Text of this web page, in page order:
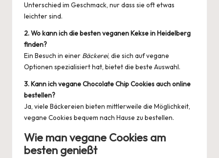
Unterschied im Geschmack, nur dass sie oft etwas
leichter sind.
2. Wo kann ich die besten veganen Kekse in Heidelberg
finden?
Ein Besuch in einer Bäckerei, die sich auf vegane
Optionen spezialisiert hat, bietet die beste Auswahl.
3. Kann ich vegane Chocolate Chip Cookies auch online
bestellen?
Ja, viele Bäckereien bieten mittlerweile die Möglichkeit,
vegane Cookies bequem nach Hause zu bestellen.
Wie man vegane Cookies am
besten genießt